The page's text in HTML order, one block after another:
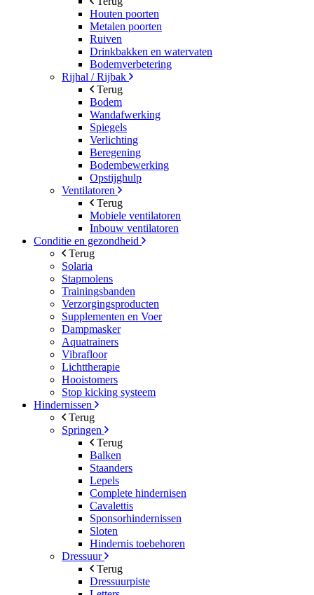
Houten poorten
Metalen poorten
Ruiven
Drinkbakken en watervaten
Bodemverbetering
Rijhal / Rijbak
Terug
Bodem
Wandafwerking
Spiegels
Verlichting
Beregening
Bodembewerking
Opstijghulp
Ventilatoren
Terug
Mobiele ventilatoren
Inbouw ventilatoren
Conditie en gezondheid
Terug
Solaria
Stapmolens
Trainingsbanden
Verzorgingsproducten
Supplementen en Voer
Dampmasker
Aquatrainers
Vibrafloor
Lichttherapie
Hooistomers
Stop kicking systeem
Hindernissen
Terug
Springen
Terug
Balken
Staanders
Lepels
Complete hindernisen
Cavalettis
Sponsorhindernissen
Sloten
Hindernis toebehoren
Dressuur
Terug
Dressuurpiste